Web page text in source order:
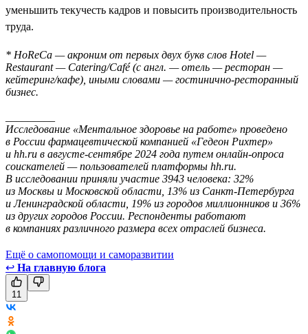
уменьшить текучесть кадров и повысить производительность
труда.
* HoReCa — акроним от первых двух букв слов Hotel —
Restaurant — Catering/Café (с англ. — отель — ресторан —
кейтеринг/кафе), иными словами — гостинично-ресторанный
бизнес.
Исследование «Ментальное здоровье на работе» проведено
в России фармацевтической компанией «Гедеон Рихтер»
и hh.ru в августе-сентябре 2024 года путем онлайн-опроса
соискателей — пользователей платформы hh.ru.
В исследовании приняли участие 3943 человека: 32%
из Москвы и Московской области, 13% из Санкт-Петербурга
и Ленинградской области, 19% из городов миллионников и 36%
из других городов России. Респонденты работают
в компаниях различного размера всех отраслей бизнеса.
Ещё о самопомощи и саморазвитии
↩ На главную блога
11